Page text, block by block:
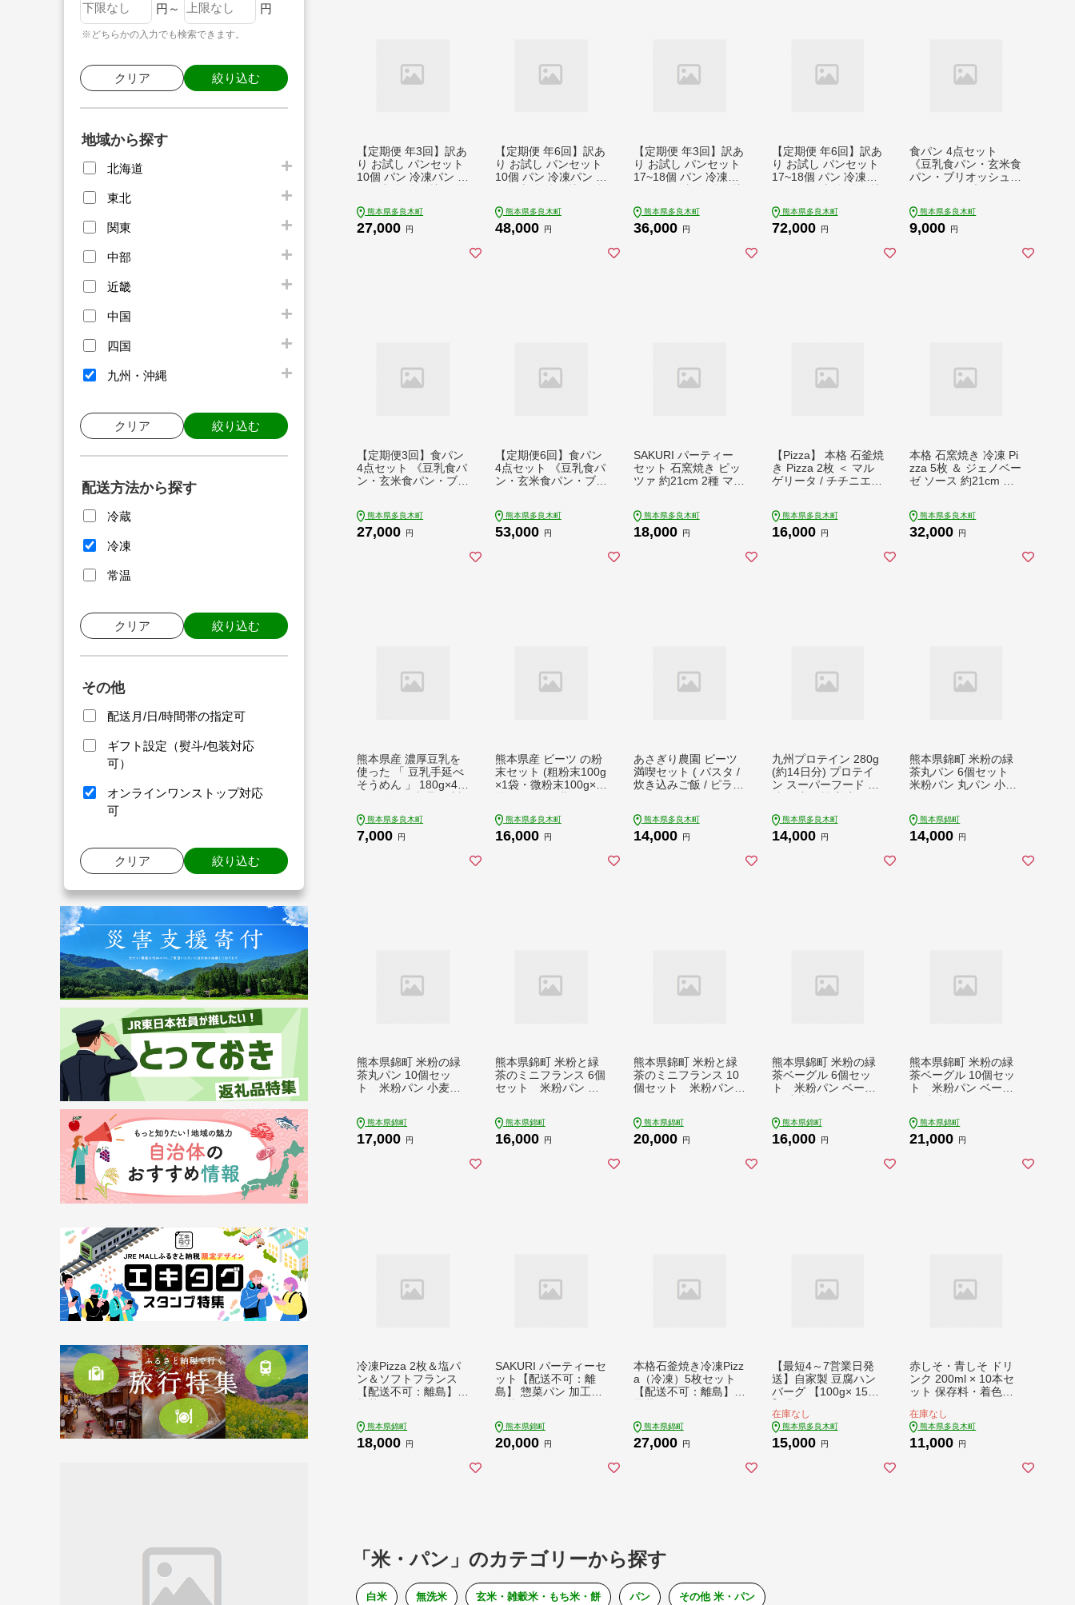
円～ 円
※どちらかの入力でも検索できます。
クリア 絞り込む
地域から探す
北海道
東北
関東
中部
近畿
中国
四国
九州・沖縄
クリア 絞り込む
配送方法から探す
冷蔵
冷凍
常温
クリア 絞り込む
その他
配送月/日/時間帯の指定可
ギフト設定（熨斗/包装対応
可）
オンラインワンストップ対応
可
クリア 絞り込む
【定期便 年3回】訳あ
り お試し パンセット
10個 パン 冷凍パン お
ン 人気 112-0504
熊本県多良木町
27,000 円
【定期便 年6回】訳あ
り お試し パンセット
10個 パン 冷凍パン お
ン 人気 112-0505
熊本県多良木町
48,000 円
【定期便 年3回】訳あ
り お試し パンセット
17~18個 パン 冷凍パ
菜パン 人気 112-0506
熊本県多良木町
36,000 円
【定期便 年6回】訳あ
り お試し パンセット
17~18個 パン 冷凍パ
菜パン 人気 112-0507
熊本県多良木町
72,000 円
食パン 4点セット
《豆乳食パン・玄米食
パン・ブリオッシュ・
食 食べ比べ 食パン 菓
子パン 人気 112-0601
熊本県多良木町
9,000 円
【定期便3回】食パン
4点セット 《豆乳食パ
ン・玄米食パン・ブリ
おやつ 朝食 食べ比べ
食パン 菓子パン 人気
熊本県多良木町
27,000 円
【定期便6回】食パン
4点セット 《豆乳食パ
ン・玄米食パン・ブリ
おやつ 朝食 食べ比べ
食パン 菓子パン 人気
熊本県多良木町
53,000 円
SAKURI パーティー
セット 石窯焼き ピッ
ツァ 約21cm 2種 マル
熊本県多良木町
18,000 円
【Pizza】 本格 石釜焼
き Pizza 2枚 ＜ マル
ゲリータ / チチニエリ
凍 ピザ ちりめんじゃ
こ 大葉 ニンニク 059-
熊本県多良木町
16,000 円
本格 石窯焼き 冷凍 Pi
zza 5枚 ＆ ジェノベー
ゼ ソース 約21cm 【
ゲリータピザ クアト
ロフォルマッジピザ
熊本県多良木町
32,000 円
熊本県産 濃厚豆乳を
使った 「 豆乳手延べ
そうめん 」 180g×4袋
メン モチモチ 豆乳 濃
厚 大豆 栄養 美容 115
熊本県多良木町
7,000 円
熊本県産 ビーツ の粉
末セット (粗粉末100g
×1袋・微粉末100g×1
美容 健康 115-0603
熊本県多良木町
16,000 円
あさぎり農園 ビーツ
満喫セット ( パスタ /
炊き込みご飯 / ピラフ
健康 熊本産 国産 びー
つ トマト ピラフ パス
熊本県多良木町
14,000 円
九州プロテイン 280g
(約14日分) プロテイ
ン スーパーフード 黒
熊本県多良木町
14,000 円
熊本県錦町 米粉の緑
茶丸パン 6個セット
米粉パン 丸パン 小麦
り おいしい 朝食 間食
冷凍パン 常備 アレン
熊本県錦町
14,000 円
熊本県錦町 米粉の緑
茶丸パン 10個セッ
ト 米粉パン 小麦粉
おいしい 朝食 間食 冷
凍パン 常備 アレンジ
熊本県錦町
17,000 円
熊本県錦町 米粉と緑
茶のミニフランス 6個
セット 米粉パン フ
テンフリー 米粉 緑茶
もっちり おいしい 朝
熊本県錦町
16,000 円
熊本県錦町 米粉と緑
茶のミニフランス 10
個セット 米粉パン
ルテンフリー 米粉 緑
茶 もっちり おいしい
熊本県錦町
20,000 円
熊本県錦町 米粉の緑
茶ベーグル 6個セッ
ト 米粉パン ベーグ
もっちり ずっしり お
いしい 朝食 軽食 ティ
熊本県錦町
16,000 円
熊本県錦町 米粉の緑
茶ベーグル 10個セッ
ト 米粉パン ベーグ
もっちり ずっしり お
いしい 朝食 軽食 ティ
熊本県錦町
21,000 円
冷凍Pizza 2枚＆塩パ
ン＆ソフトフランス
【配送不可：離島】
熊本県錦町
18,000 円
SAKURI パーティーセ
ット【配送不可：離
島】 惣菜パン 加工品
熊本県錦町
20,000 円
本格石釜焼き冷凍Pizz
a（冷凍）5枚セット
【配送不可：離島】
熊本県錦町
27,000 円
【最短4～7営業日発
送】自家製 豆腐ハン
バーグ 【100g× 15個
ら ヘルシー ハンバー
グ 調理済 濃厚 豆腐
九州産 牛肉 豚肉 ミン
在庫なし
熊本県多良木町
15,000 円
赤しそ・青しそ ドリ
ンク 200ml × 10本セ
ット 保存料・着色料
ール ・ コラーゲン・
ビタミン ≫ 美容 健康
栄養豊富 紫蘇 しそ 天
在庫なし
熊本県多良木町
11,000 円
「米・パン」のカテゴリーから探す
白米 無洗米 玄米・雑穀米・もち米・餅 パン その他 米・パン